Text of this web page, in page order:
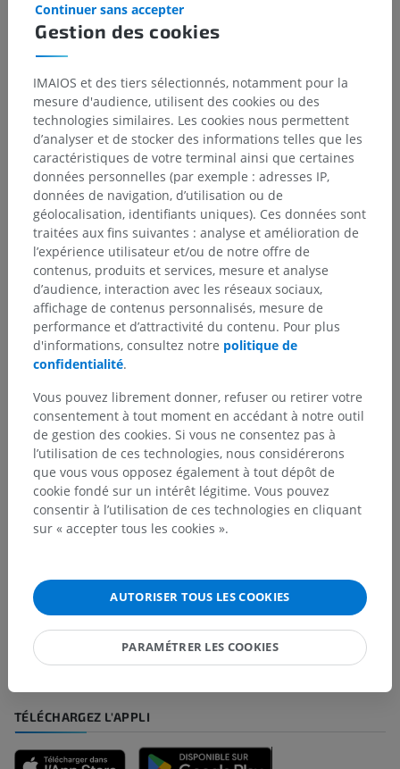
Hiérarchie anatomique
Anatomie humaine 2
Anatomie générale> Lignes de références>
Ligne paravertébrale
Structures sous-jacentes :Il n'y a aucune structure
sous-jacente
Anatomie humaine 1
Traductions
N’hésitez pas à nous suggérer une correction, une
traduction, une amélioration de contenu.
Signaler un problème
TÉLÉCHARGEZ L'APPLI
Gestion des cookies
Continuer sans accepter
IMAIOS et des tiers sélectionnés, notamment pour la
mesure d'audience, utilisent des cookies ou des
technologies similaires. Les cookies nous permettent
d’analyser et de stocker des informations telles que les
caractéristiques de votre terminal ainsi que certaines
données personnelles (par exemple : adresses IP,
données de navigation, d’utilisation ou de
géolocalisation, identifiants uniques). Ces données sont
traitées aux fins suivantes : analyse et amélioration de
l’expérience utilisateur et/ou de notre offre de
contenus, produits et services, mesure et analyse
d’audience, interaction avec les réseaux sociaux,
affichage de contenus personnalisés, mesure de
performance et d’attractivité du contenu. Pour plus
d'informations, consultez notre politique de
confidentialité.
Vous pouvez librement donner, refuser ou retirer votre
consentement à tout moment en accédant à notre outil
de gestion des cookies. Si vous ne consentez pas à
l’utilisation de ces technologies, nous considérerons
que vous vous opposez également à tout dépôt de
cookie fondé sur un intérêt légitime. Vous pouvez
consentir à l’utilisation de ces technologies en cliquant
sur « accepter tous les cookies ».
AUTORISER TOUS LES COOKIES
PARAMÉTRER LES COOKIES